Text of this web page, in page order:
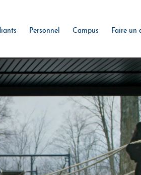
Personnel Campus Faire un